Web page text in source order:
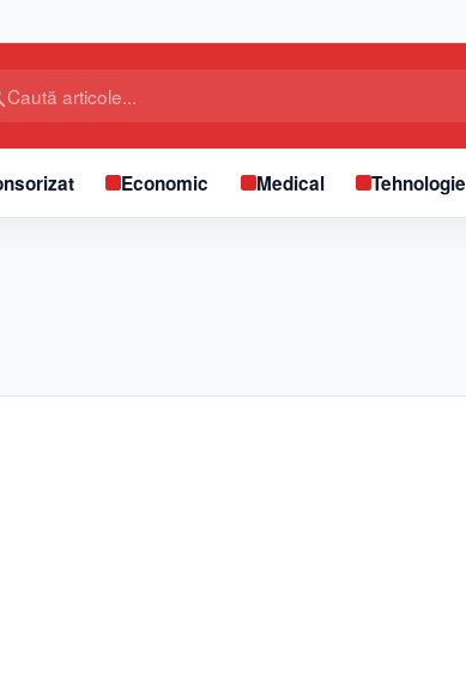
Caută articole...
Economic Medical Tehnologie